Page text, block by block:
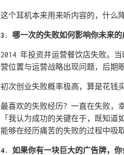
这个耳机本来用来听内容的，什么
3. 哪一次的失败如何影响你未来的
2014 年投资并运营餐饮店失败。
营位置与运营战略出现问题，后期
初次创业失败概率极高，算是花钱
最喜欢的失败经历？一直在失败，
「我认为成功的关键在于，既知道
能够在经历痛苦的失败的过程中吸
4. 如果你有一块巨大的广告牌，你